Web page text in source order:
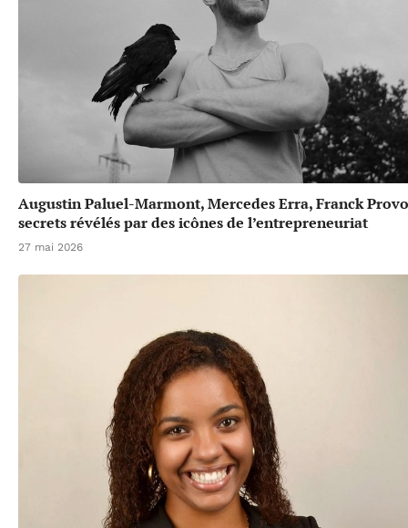
Augustin Paluel-Marmont, Mercedes Erra, Franck
secrets révélés par des icônes de l’entrepreneuriat
27 mai 2026